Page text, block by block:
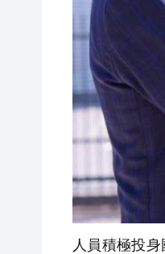
人員積極投